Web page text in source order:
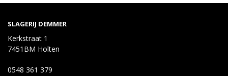
SLAGERIJ DEMMER
Kerkstraat 1
7451BM Holten
0548 361 379